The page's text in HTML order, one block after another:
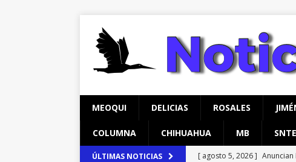
MEOQUI DELICIAS ROSALES
COLUMNA CHIHUAHUA MB SNTE
ÚLTIMAS NOTICIAS [ agosto 5, 2026 ] Anuncian